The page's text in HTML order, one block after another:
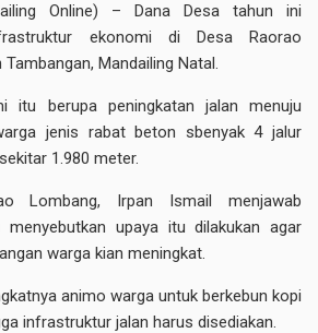
Online) – Dana Desa tahun ini
ekonomi di Desa Raorao
Mandailing Natal.
itu berupa peningkatan jalan menuju
jenis rabat beton sbenyak 4 jalur
1.980 meter.
Lombang, Irpan Ismail menjawab
upaya itu dilakukan agar
warga kian meningkat.
animo warga untuk berkebun kopi
infrastruktur jalan harus disediakan.